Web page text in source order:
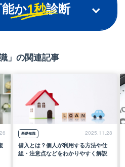
か1秒診断
までのお客さまが対象です
」の関連記事
基礎知識 2025.11.28
借入とは？個人が利用する方法や仕
組・注意点などをわかりやすく解説